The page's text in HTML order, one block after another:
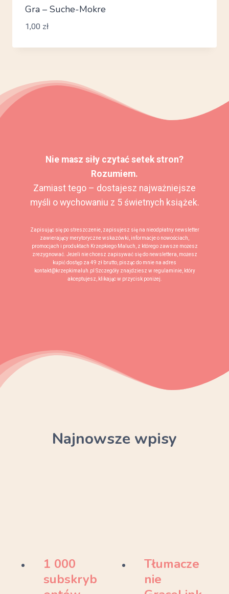
Gra – Suche-Mokre
1,00 zł
Nie masz siły czytać setek stron?
Rozumiem.
Zamiast tego – dostajesz najważniejsze
myśli o wychowaniu z 5 świetnych książek.
Zapisując się po streszczenie, zapisujesz się na nieodpłatny newsletter
zawierający merytoryczne wskazówki, informacje o nowościach,
promocjach i produktach Krzepkiego Maluch, z którego zawsze możesz
zrezygnować. Jeżeli nie chcesz zapisywać się do newslettera, możesz
kupić dostęp za 49 zł brutto, pisząc do mnie na adres
kontakt@krzepkimaluh.pl Szczegóły znajdziesz w regulaminie, który
akceptujesz, klikając w przycisk poniżej.
Najnowsze wpisy
1 000
subskryb
Tłumacze
nie